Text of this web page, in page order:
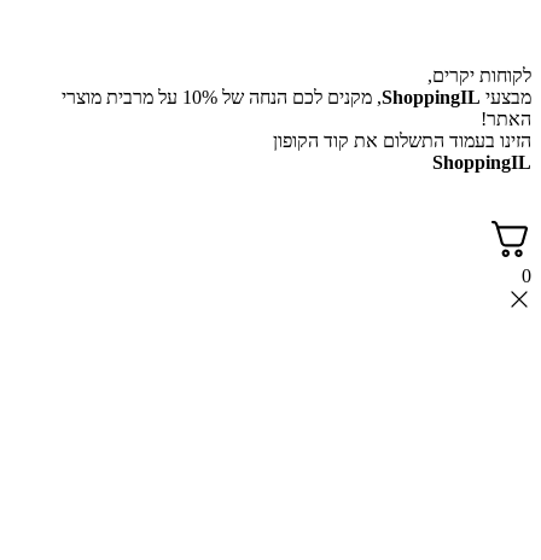
לקוחות יקרים,
מבצעי ShoppingIL
, מקנים לכם הנחה של 10% על מרבית מוצרי
האתר!
הזינו בעמוד התשלום את קוד הקופון
ShoppingIL
0